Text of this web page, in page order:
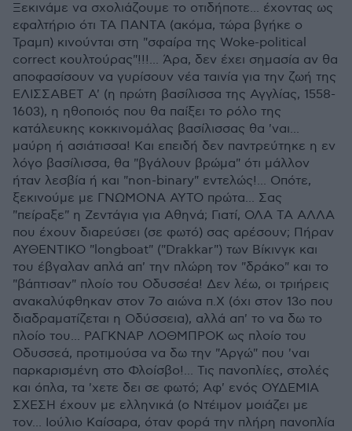
Ξεκινάμε να σχολιάζουμε το οτιδήποτε... έχοντας ως
εφαλτήριο ότι ΤΑ ΠΑΝΤΑ (ακόμα, τώρα βγήκε ο
Τραμπ) κινούνται στη "σφαίρα της Woke-political
correct κουλτούρας"!!!... Άρα, δεν έχει σημασία αν θα
αποφασίσουν να γυρίσουν νέα ταινία για την ζωή της
ΕΛΙΣΣΑΒΕΤ Α' (η πρώτη βασίλισσα της Αγγλίας, 1558-
1603), η ηθοποιός που θα παίξει το ρόλο της
κατάλευκης κοκκινομάλας βασίλισσας θα 'ναι...
μαύρη ή ασιάτισσα! Και επειδή δεν παντρεύτηκε η εν
λόγο βασίλισσα, θα "βγάλουν βρώμα" ότι μάλλον
ήταν λεσβία ή και "non-binary" εντελώς!... Οπότε,
ξεκινούμε με ΓΝΩΜΟΝΑ ΑΥΤΟ πρώτα... Σας
"πείραξε" η Ζεντάγια για Αθηνά; Γιατί, ΟΛΑ ΤΑ ΑΛΛΑ
που έχουν διαρεύσει (σε φωτό) σας αρέσουν; Πήραν
ΑΥΘΕΝΤΙΚΟ "longboat" ("Drakkar") των Βίκινγκ και
του έβγαλαν απλά απ' την πλώρη τον "δράκο" και το
"βάπτισαν" πλοίο του Οδυσσέα! Δεν λέω, οι τριήρεις
ανακαλύφθηκαν στον 7ο αιώνα π.Χ (όχι στον 13ο που
διαδραματίζεται η Οδύσσεια), αλλά απ' το να δω το
πλοίο του... ΡΑΓΚΝΑΡ ΛΟΘΜΠΡΟΚ ως πλοίο του
Οδυσσεά, προτιμούσα να δω την "Αργώ" που 'ναι
παρκαρισμένη στο Φλοίσβο!... Τις πανοπλίες, στολές
και όπλα, τα 'χετε δει σε φωτό; Αφ' ενός ΟΥΔΕΜΙΑ
ΣΧΕΣΗ έχουν με ελληνικά (ο Ντέιμον μοιάζει με
τον... Ιούλιο Καίσαρα, όταν φορά την πλήρη πανοπλία